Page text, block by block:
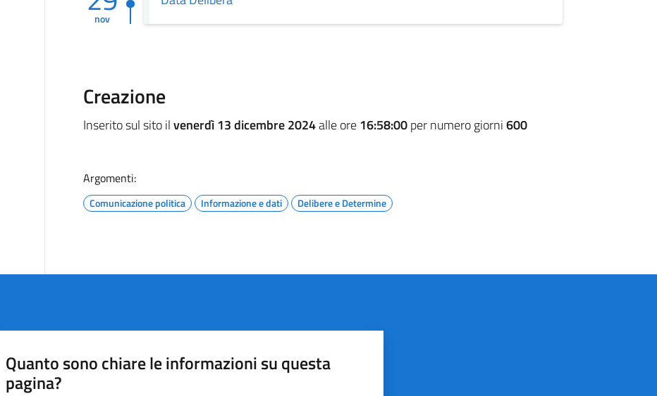
nov
Creazione
Inserito sul sito ilvenerdì 13 dicembre 2024alle ore16:58:00per numero giorni600
Argomenti:
Comunicazione politica Informazione e dati Delibere e Determine
Quanto sono chiare le informazioni su questa
pagina?